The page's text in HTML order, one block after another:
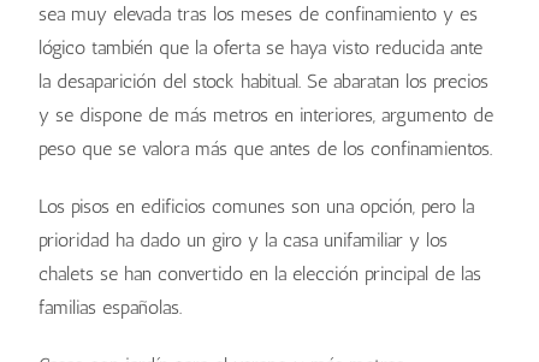
sea muy elevada tras los meses de confinamiento y es
lógico también que la oferta se haya visto reducida ante
la desaparición del stock habitual. Se abaratan los precios
y se dispone de más metros en interiores, argumento de
peso que se valora más que antes de los confinamientos.
Los pisos en edificios comunes son una opción, pero la
prioridad ha dado un giro y la casa unifamiliar y los
chalets se han convertido en la elección principal de las
familias españolas.